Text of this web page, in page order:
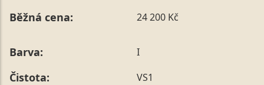
Běžná cena: 24 200 Kč
Barva: I
Čistota: VS1